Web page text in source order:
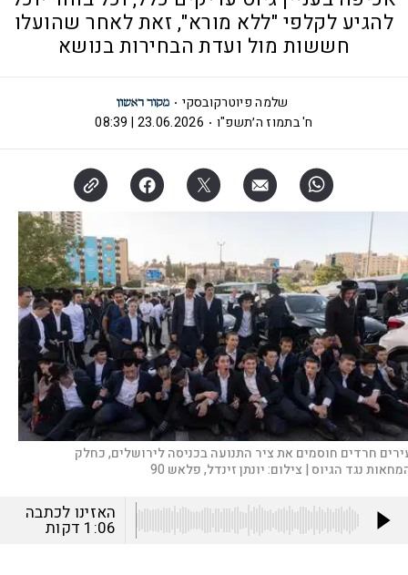
להגיע לקלפי "ללא מורא", זאת לאחר שהועלו
חששות מול ועדת הבחירות בנושא
שלמה פיוטרקובסקי
ח' בתמוז ה׳תשפ"ו
23.06.2026 | 08:39
חרדים חוסמים את ציר התנועה בכניסה לירושלים, כחלק
נגד הגיוס | צילום:יונתן זינדל, פלאש 90
האזינו לכתבה
1:06 דקות